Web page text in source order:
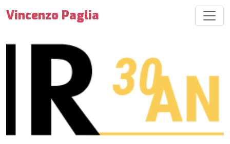
Vincenzo Paglia